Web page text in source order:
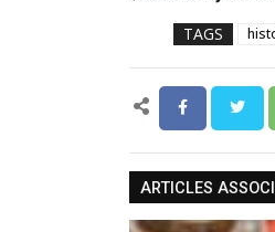
TAGS
ARTICLES